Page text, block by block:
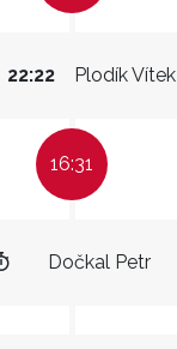
Plodík Vítek
22:22
16:31
Dočkal Petr